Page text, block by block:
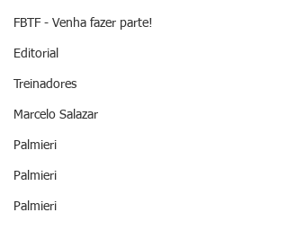
FBTF - Venha fazer parte!
Editorial
Treinadores
Marcelo Salazar
Palmieri
Palmieri
Palmieri